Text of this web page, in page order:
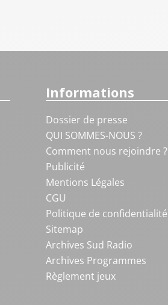
Informations
Dossier de presse
QUI SOMMES-NOUS ?
Comment nous rejoindre ?
Publicité
Mentions Légales
CGU
Politique de confidentialité
Sitemap
Archives Sud Radio
Archives Programmes
Règlement jeux